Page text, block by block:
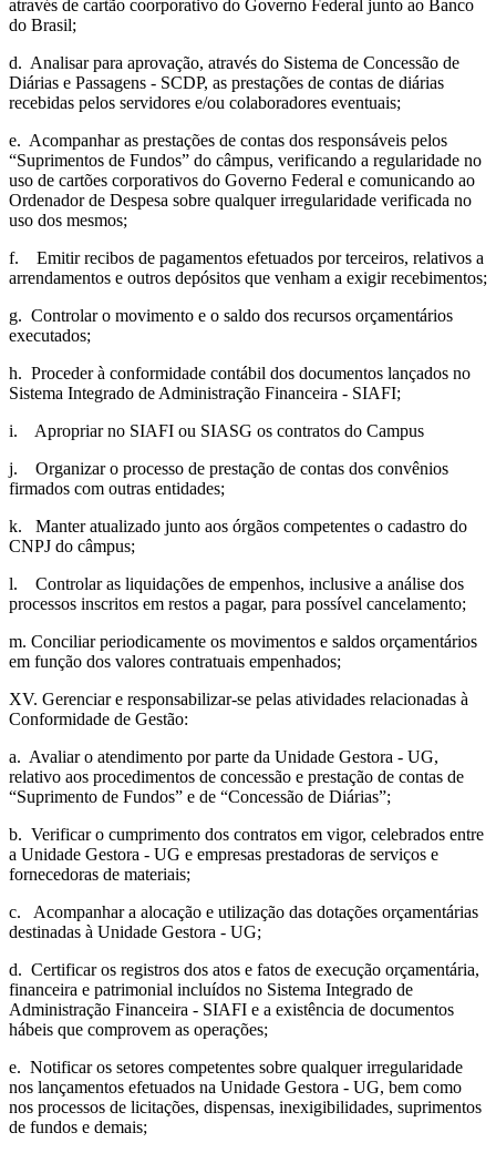
através de cartão coorporativo do Governo Federal junto ao Banco
do Brasil;
d. Analisar para aprovação, através do Sistema de Concessão de
Diárias e Passagens - SCDP, as prestações de contas de diárias
recebidas pelos servidores e/ou colaboradores eventuais;
e. Acompanhar as prestações de contas dos responsáveis pelos
“Suprimentos de Fundos” do câmpus, verificando a regularidade no
uso de cartões corporativos do Governo Federal e comunicando ao
Ordenador de Despesa sobre qualquer irregularidade verificada no
uso dos mesmos;
f. Emitir recibos de pagamentos efetuados por terceiros, relativos a
arrendamentos e outros depósitos que venham a exigir recebimentos;
g. Controlar o movimento e o saldo dos recursos orçamentários
executados;
h. Proceder à conformidade contábil dos documentos lançados no
Sistema Integrado de Administração Financeira - SIAFI;
i. Apropriar no SIAFI ou SIASG os contratos do Campus
j. Organizar o processo de prestação de contas dos convênios
firmados com outras entidades;
k. Manter atualizado junto aos órgãos competentes o cadastro do
CNPJ do câmpus;
l. Controlar as liquidações de empenhos, inclusive a análise dos
processos inscritos em restos a pagar, para possível cancelamento;
m. Conciliar periodicamente os movimentos e saldos orçamentários
em função dos valores contratuais empenhados;
XV. Gerenciar e responsabilizar-se pelas atividades relacionadas à
Conformidade de Gestão:
a. Avaliar o atendimento por parte da Unidade Gestora - UG,
relativo aos procedimentos de concessão e prestação de contas de
“Suprimento de Fundos” e de “Concessão de Diárias”;
b. Verificar o cumprimento dos contratos em vigor, celebrados entre
a Unidade Gestora - UG e empresas prestadoras de serviços e
fornecedoras de materiais;
c. Acompanhar a alocação e utilização das dotações orçamentárias
destinadas à Unidade Gestora - UG;
d. Certificar os registros dos atos e fatos de execução orçamentária,
financeira e patrimonial incluídos no Sistema Integrado de
Administração Financeira - SIAFI e a existência de documentos
hábeis que comprovem as operações;
e. Notificar os setores competentes sobre qualquer irregularidade
nos lançamentos efetuados na Unidade Gestora - UG, bem como
nos processos de licitações, dispensas, inexigibilidades, suprimentos
de fundos e demais;